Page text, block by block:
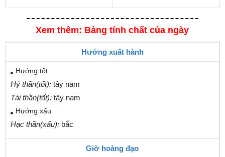
Xem thêm: Bảng tính chất của ngày
Hướng xuất hành
Hướng tốt
Hỷ thần(tốt): tây nam
Tài thần(tốt): tây nam
Hướng xấu
Hạc thần(xấu): bắc
Giờ hoàng đạo